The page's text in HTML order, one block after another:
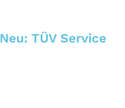
Neu: TÜV Service